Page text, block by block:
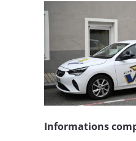
Informations